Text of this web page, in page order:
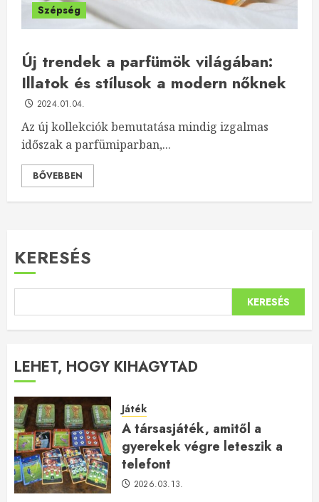
Szépség
Új trendek a parfümök világában:
Illatok és stílusok a modern nőknek
2024.01.04.
Az új kollekciók bemutatása mindig izgalmas
időszak a parfümiparban,...
BŐVEBBEN
KERESÉS
KERESÉS
LEHET, HOGY KIHAGYTAD
Játék
A társasjáték, amitől a
gyerekek végre leteszik a
telefont
2026.03.13.